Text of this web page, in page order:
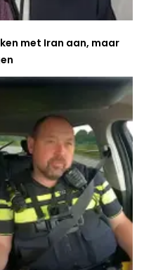
met Iran aan, maar